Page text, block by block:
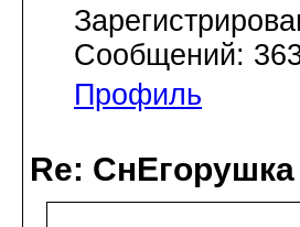
Сообщений:
Профиль
Re: СнЕгорушка